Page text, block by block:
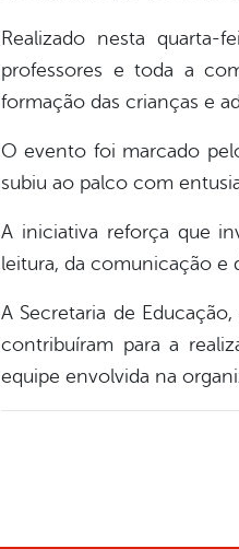
Realizado nesta
professores e toda a
formação das crianças e
O evento foi marcado
subiu ao palco com
A iniciativa reforça que
leitura, da comunicação e
A Secretaria de
contribuíram para a
equipe envolvida na